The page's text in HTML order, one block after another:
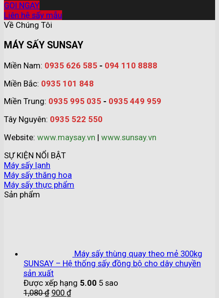
GỌI NGAY
Liên hệ sấy mẫu
Về Chúng Tôi
MÁY SẤY SUNSAY
Miền Nam: 0935 626 585 - 094 110 8888
Miền Bắc: 0935 101 848
Miền Trung: 0935 995 035 - 0935 449 959
Tây Nguyên: 0935 522 550
Website: www.maysay.vn | www.sunsay.vn
SỰ KIỆN NỔI BẬT
Máy sấy lạnh
Máy sấy thăng hoa
Máy sấy thực phẩm
Sản phẩm
Máy sấy thùng quay theo mẻ 300kg
SUNSAY – Hệ thống sấy đồng bộ cho dây chuyền
sản xuất
Được xếp hạng 5.00 5 sao
1,080₫ 900 ₫